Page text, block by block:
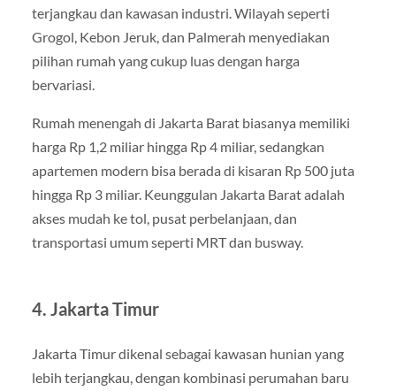
terjangkau dan kawasan industri. Wilayah seperti
Grogol, Kebon Jeruk, dan Palmerah menyediakan
pilihan rumah yang cukup luas dengan harga
bervariasi.
Rumah menengah di Jakarta Barat biasanya memiliki
harga Rp 1,2 miliar hingga Rp 4 miliar, sedangkan
apartemen modern bisa berada di kisaran Rp 500 juta
hingga Rp 3 miliar. Keunggulan Jakarta Barat adalah
akses mudah ke tol, pusat perbelanjaan, dan
transportasi umum seperti MRT dan busway.
4. Jakarta Timur
Jakarta Timur dikenal sebagai kawasan hunian yang
lebih terjangkau, dengan kombinasi perumahan baru